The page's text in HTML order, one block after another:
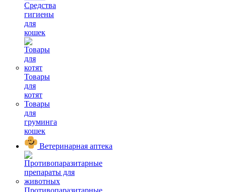
Средства
гигиены
для
кошек
Товары
для
котят
Товары
для
груминга
кошек
Ветеринарная аптека
Противопаразитарные